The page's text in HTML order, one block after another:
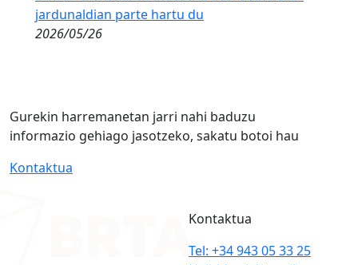
jardunaldian parte hartu du
2026/05/26
Gurekin harremanetan jarri nahi baduzu
informazio gehiago jasotzeko, sakatu botoi hau
Kontaktua
Kontaktua
Tel: +34 943 05 33 25